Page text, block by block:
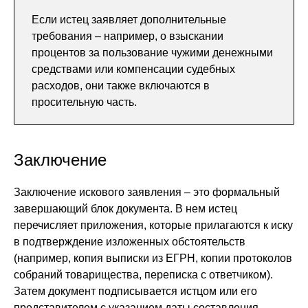
Если истец заявляет дополнительные
требования – например, о взыскании
процентов за пользование чужими денежными
средствами или компенсации судебных
расходов, они также включаются в
просительную часть.
Заключение
Заключение искового заявления – это формальный
завершающий блок документа. В нем истец
перечисляет приложения, которые прилагаются к иску
в подтверждение изложенных обстоятельств
(например, копия выписки из ЕГРН, копии протоколов
собраний товарищества, переписка с ответчиком).
Затем документ подписывается истцом или его